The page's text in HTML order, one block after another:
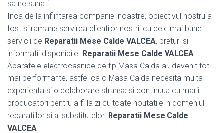
sa ne sunati.
Inca de la infiintarea companiei noastre, obiectivul nostru a
fost si ramane servirea clientilor nostrii cu cele mai bune
servicii de Reparatii Mese Calde VALCEA, preturi si
informatii disponibile. Reparatii Mese Calde VALCEA
Aparatele electrocasnice de tip Masa Calda au devenit tot
mai performante, astfel ca o Masa Calda necesita multa
experienta si o colaborare stransa si continuua cu marii
producatori pentru a fi la zi cu toate noutatile in domeniul
reparatiilor si al substitutelor. Reparatii Mese Calde
VALCEA